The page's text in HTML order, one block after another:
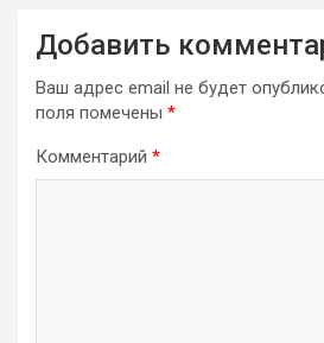
Добавить
Ваш адрес email не будет
поля помечены *
Комментарий *